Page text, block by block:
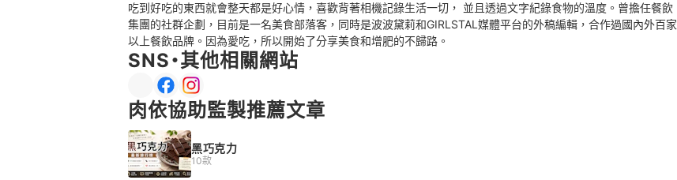
吃到好吃的東西就會整天都是好心情，喜歡背著相機記錄生活一切， 並且透過文字紀錄食物的溫度。曾擔任餐飲
集團的社群企劃，目前是一名美食部落客，同時是波波黛莉和GIRLSTAL媒體平台的外稿編輯，合作過國內外百家
以上餐飲品牌。因為愛吃，所以開始了分享美食和增肥的不歸路。
SNS・其他相關網站
肉依協助監製推薦文章
黑巧克力
10款